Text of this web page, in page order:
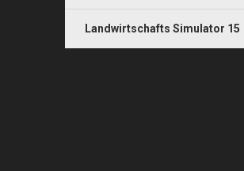
Landwirtschafts Simulator 15